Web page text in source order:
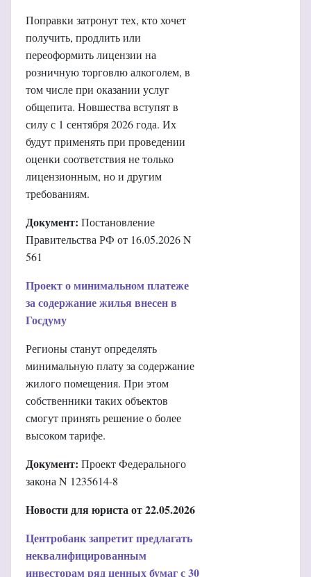
Поправки затронут тех, кто хочет
получить, продлить или
переоформить лицензии на
розничную торговлю алкоголем, в
том числе при оказании услуг
общепита. Новшества вступят в
силу с 1 сентября 2026 года. Их
будут применять при проведении
оценки соответствия не только
лицензионным, но и другим
требованиям.
Документ: Постановление
Правительства РФ от 16.05.2026 N
561
Проект о минимальном платеже
за содержание жилья внесен в
Госдуму
Регионы станут определять
минимальную плату за содержание
жилого помещения. При этом
собственники таких объектов
смогут принять решение о более
высоком тарифе.
Документ: Проект Федерального
закона N 1235614-8
Новости для юриста от 22.05.2026
Центробанк запретит предлагать
неквалифицированным
инвесторам ряд ценных бумаг с 30